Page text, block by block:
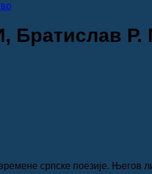
Р.
српске поезије. Његов